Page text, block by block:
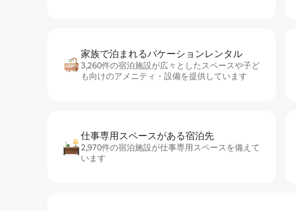
家族で泊まれるバ⁠ケ⁠ー⁠シ⁠ョ⁠ンレ⁠ン⁠タ⁠ル
3,260件の宿泊施設が広々としたスペースや子ど
も向けのアメニティ・設備を提供しています
仕事専用ス⁠ペ⁠ー⁠スがあ⁠る宿⁠泊⁠先
2,970件の宿泊施設が仕事専用スペースを備えて
います